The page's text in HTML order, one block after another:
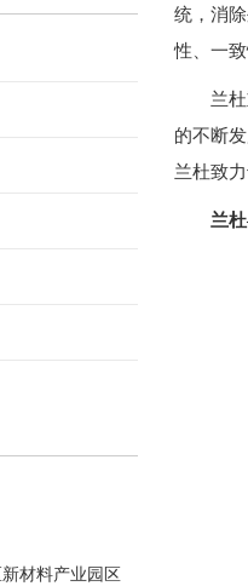
统，消
性、一
兰
的不断
兰杜致
兰
材料产业园区